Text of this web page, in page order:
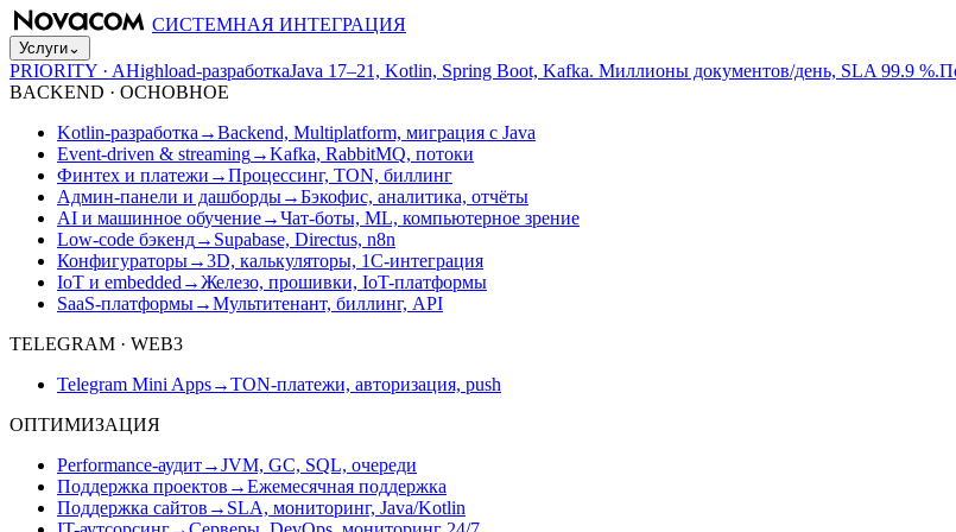
СИСТЕМНАЯ ИНТЕГРАЦИЯ
Услуги⌄
PRIORITY · AHighload-разработкаJava 17–21, Kotlin, Spring Boot, Kafka. Миллионы документов/день, SLA 99.9 %.
BACKEND · ОСНОВНОЕ
Kotlin-разработка →Backend, Multiplatform, миграция с Java
Event-driven & streaming→Kafka, RabbitMQ, потоки
Финтех и платежи →Процессинг, TON, биллинг
Админ-панели и дашборды→Бэкофис, аналитика, отчёты
AI и машинное обучение→Чат-боты, ML, компьютерное зрение
Low-code бэкенд→ Supabase, Directus, n8n
Конфигураторы→3D, калькуляторы, 1С-интеграция
IoT и embedded →Железо, прошивки, IoT-платформы
SaaS-платформы→Мультитенант, биллинг, API
TELEGRAM · WEB3
Telegram Mini Apps→TON-платежи, авторизация, push
ОПТИМИЗАЦИЯ
Performance-аудит→JVM, GC, SQL, очереди
Поддержка проектов →Ежемесячная поддержка
Поддержка сайтов → SLA, мониторинг, Java/Kotlin